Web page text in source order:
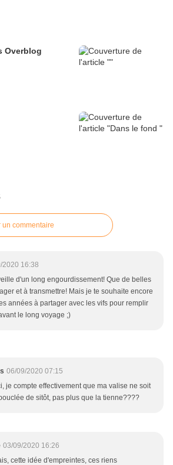
Article publié depuis Overblog
un commentaire
2020 16:38
d'un long engourdissement! Que de belles
et à transmettre! Mais je te souhaite encore
années à partager avec les vifs pour remplir
le long voyage ;)
06/09/2020 07:15
je compte effectivement que ma valise ne soit
de sitôt, pas plus que la tienne????
03/09/2020 16:26
cette idée d'empreintes, ces riens